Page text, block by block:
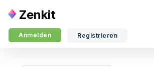
Zenkit
Anmelden Registrieren